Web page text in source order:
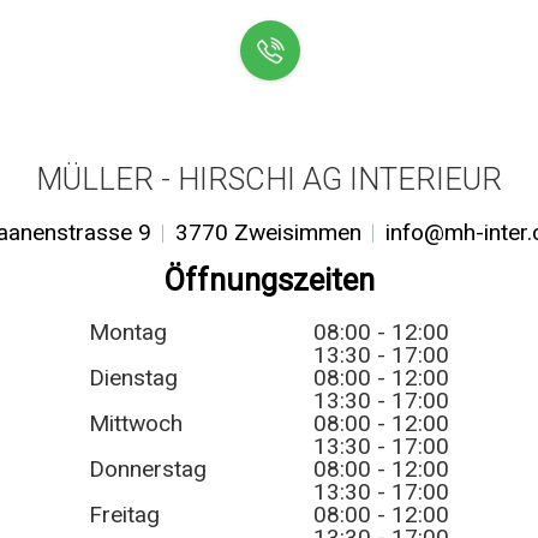
MÜLLER - HIRSCHI AG INTERIEUR
9 3770 Zweisimmen info@mh-
Öffnungszeiten
Montag
08:00 - 12:00
13:30 - 17:00
Dienstag
08:00 - 12:00
13:30 - 17:00
Mittwoch
08:00 - 12:00
13:30 - 17:00
Donnerstag
08:00 - 12:00
13:30 - 17:00
Freitag
08:00 - 12:00